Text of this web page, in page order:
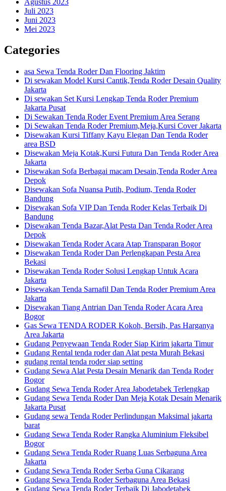
Juli 2023
Juni 2023
Mei 2023
Categories
asa Sewa Tenda Roder Dan Flooring Jaktim
Di sewakan Model Kursi Cantik,Tenda Roder Desain Quality
Jakarta
Di sewakan Set Kursi Lengkap Tenda Roder Premium
Jakarta Pusat
Di Sewakan Tenda Roder Event Premium Area Serang
Di Sewakan Tenda Roder Premium,Meja,Kursi Cover Jakarta
Disewakan Kursi Tiffany Kayu Elegan Dan Tenda Roder
area BSD
Disewakan Meja Kotak,Kursi Futura Dan Tenda Roder Area
Jakarta
Disewakan Sofa Berbagai macam Desain,Tenda Roder Area
Depok
Disewakan Sofa Nuansa Putih, Podium, Tenda Roder
Bandung
Disewakan Sofa VIP Dan Tenda Roder Kelas Terbaik Di
Bandung
Disewakan Tenda Bazar,Alat Pesta Dan Tenda Roder Area
Depok
Disewakan Tenda Roder Acara Atap Transparan Bogor
Disewakan Tenda Roder Dan Perlengkapan Pesta Area
Bekasi
Disewakan Tenda Roder Solusi Lengkap Untuk Acara
Jakarta
Disewakan Tenda Sarnafil Dan Tenda Roder Premium Area
Jakarta
Disewakan Tiang Antrian Dan Tenda Roder Acara Area
Bogor
Gas Sewa TENDA RODER Kokoh, Bersih, Pas Harganya
Area Jakarta
Gudang Penyewaan Tenda Roder Siap Kirim jakarta Timur
Gudang Rental tenda roder dan Alat pesta Murah Bekasi
gudang rental tenda roder siap setting
Gudang Sewa Alat Pesta Desain Menarik dan Tenda Roder
Bogor
Gudang Sewa Tenda Roder Area Jabodetabek Terlengkap
Gudang Sewa Tenda Roder Dan Meja Kotak Desain Menarik
Jakarta Pusat
Gudang sewa Tenda Roder Perlindungan Maksimal jakarta
barat
Gudang Sewa Tenda Roder Rangka Aluminium Fleksibel
Bogor
Gudang Sewa Tenda Roder Ruang Luas Serbaguna Area
Jakarta
Gudang Sewa Tenda Roder Serba Guna Cikarang
Gudang Sewa Tenda Roder Serbaguna Area Bekasi
Gudang Sewa Tenda Roder Terbaik Di Jabodetabek